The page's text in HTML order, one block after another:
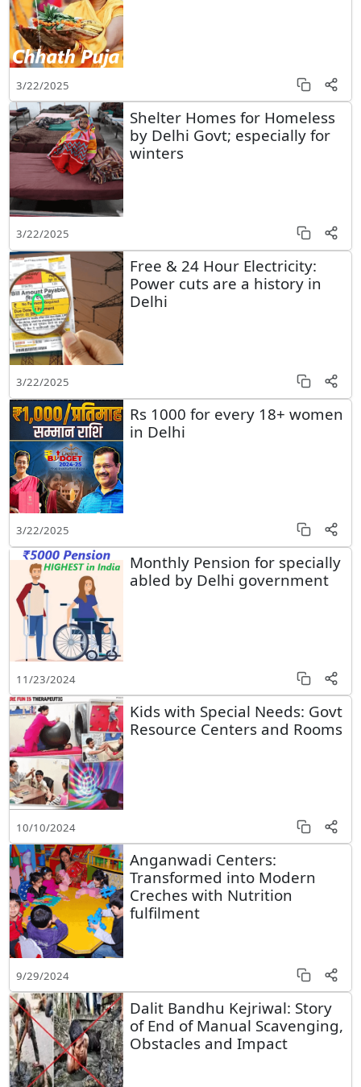
3/22/2025
Shelter Homes for Homeless
by Delhi Govt; especially for
winters
3/22/2025
Free & 24 Hour Electricity:
Power cuts are a history in
Delhi
3/22/2025
Rs 1000 for every 18+ women
in Delhi
3/22/2025
Monthly Pension for specially
abled by Delhi government
11/23/2024
Kids with Special Needs: Govt
Resource Centers and Rooms
10/10/2024
Anganwadi Centers:
Transformed into Modern
Creches with Nutrition
fulfilment
9/29/2024
Dalit Bandhu Kejriwal: Story
of End of Manual Scavenging,
Obstacles and Impact